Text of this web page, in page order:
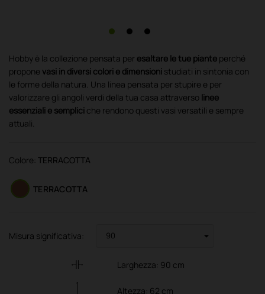
Hobby è la collezione pensata per esaltare le tue piante perché
propone vasi in diversi colori e dimensioni studiati in sintonia con
le forme della natura. Una linea pensata per stupire e per
valorizzare gli angoli verdi della tua casa attraverso linee
essenziali e semplici che rendono questi vasi versatili e sempre
attuali.
Colore: TERRACOTTA
TERRACOTTA
Misura significativa:
Larghezza: 90 cm
Altezza: 62 cm